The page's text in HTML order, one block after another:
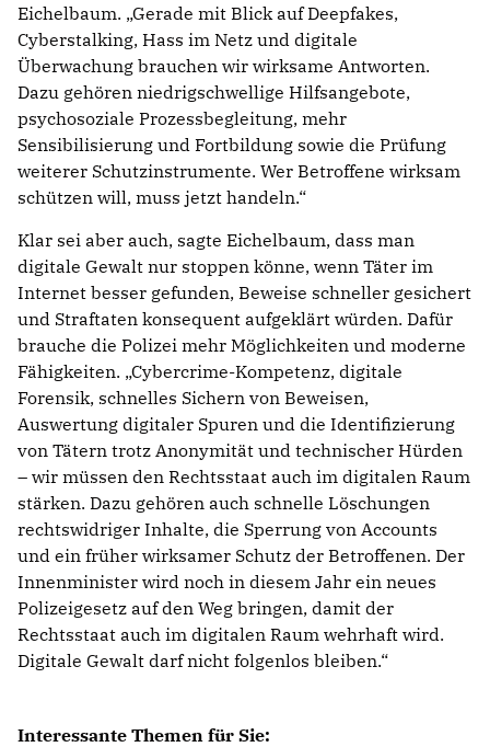
Eichelbaum. „Gerade mit Blick auf Deepfakes,
Cyberstalking, Hass im Netz und digitale
Überwachung brauchen wir wirksame Antworten.
Dazu gehören niedrigschwellige Hilfsangebote,
psychosoziale Prozessbegleitung, mehr
Sensibilisierung und Fortbildung sowie die Prüfung
weiterer Schutzinstrumente. Wer Betroffene wirksam
schützen will, muss jetzt handeln.“
Klar sei aber auch, sagte Eichelbaum, dass man
digitale Gewalt nur stoppen könne, wenn Täter im
Internet besser gefunden, Beweise schneller gesichert
und Straftaten konsequent aufgeklärt würden. Dafür
brauche die Polizei mehr Möglichkeiten und moderne
Fähigkeiten. „Cybercrime-Kompetenz, digitale
Forensik, schnelles Sichern von Beweisen,
Auswertung digitaler Spuren und die Identifizierung
von Tätern trotz Anonymität und technischer Hürden
– wir müssen den Rechtsstaat auch im digitalen Raum
stärken. Dazu gehören auch schnelle Löschungen
rechtswidriger Inhalte, die Sperrung von Accounts
und ein früher wirksamer Schutz der Betroffenen. Der
Innenminister wird noch in diesem Jahr ein neues
Polizeigesetz auf den Weg bringen, damit der
Rechtsstaat auch im digitalen Raum wehrhaft wird.
Digitale Gewalt darf nicht folgenlos bleiben.“
Interessante Themen für Sie: